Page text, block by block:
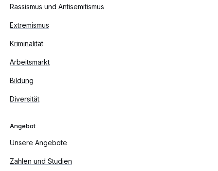
Rassismus und Antisemitismus
Extremismus
Kriminalität
Arbeitsmarkt
Bildung
Diversität
Angebot
Unsere Angebote
Zahlen und Studien